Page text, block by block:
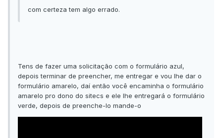
com certeza tem algo errado.
Tens de fazer uma solicitação com o formulário azul,
depois terminar de preencher, me entregar e vou lhe dar o
formulário amarelo, daí então você encaminha o formulário
amarelo pro dono do sitecs e ele lhe entregará o formulário
verde, depois de preenche-lo mande-o